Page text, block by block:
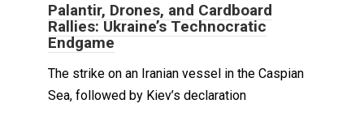
Palantir, Drones, and Cardboard
Rallies: Ukraine’s Technocratic
Endgame
The strike on an Iranian vessel in the Caspian
Sea, followed by Kiev’s declaration